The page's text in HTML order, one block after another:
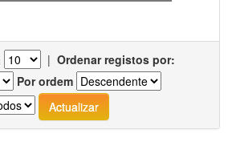
| Ordenar registos por:
Por ordem